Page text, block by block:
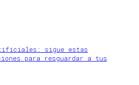
sigue estas
para resguardar a tus